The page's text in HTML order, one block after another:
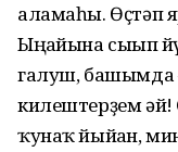
аламаһы. Өҫтәп
Ыңғайына сығып
галуш, башымда
килештерҙем
ҡунаҡ йыйған,